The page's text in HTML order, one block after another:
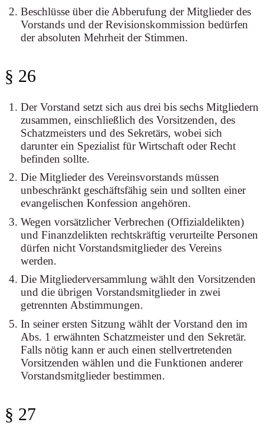
Beschlüsse über die Abberufung der Mitglieder des
Vorstands und der Revisionskommission bedürfen
der absoluten Mehrheit der Stimmen.
§ 26
Der Vorstand setzt sich aus drei bis sechs Mitgliedern
zusammen, einschließlich des Vorsitzenden, des
Schatzmeisters und des Sekretärs, wobei sich
darunter ein Spezialist für Wirtschaft oder Recht
befinden sollte.
Die Mitglieder des Vereinsvorstands müssen
unbeschränkt geschäftsfähig sein und sollten einer
evangelischen Konfession angehören.
Wegen vorsätzlicher Verbrechen (Offizialdelikten)
und Finanzdelikten rechtskräftig verurteilte Personen
dürfen nicht Vorstandsmitglieder des Vereins
werden.
Die Mitgliederversammlung wählt den Vorsitzenden
und die übrigen Vorstandsmitglieder in zwei
getrennten Abstimmungen.
In seiner ersten Sitzung wählt der Vorstand den im
Abs. 1 erwähnten Schatzmeister und den Sekretär.
Falls nötig kann er auch einen stellvertretenden
Vorsitzenden wählen und die Funktionen anderer
Vorstandsmitglieder bestimmen.
§ 27